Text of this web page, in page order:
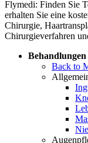
Flymedi: Finden Sie
erhalten Sie eine
Chirurgie,
Chirurgieverfahren
Back to